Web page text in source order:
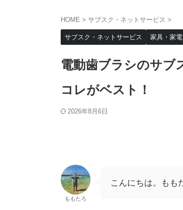
HOME > サブスク・ネットサービス >
サブスク・ネットサービス 家具・家
電動歯ブラシのサブ
コレがベスト！
2026年8月6日
ももたろ
こんにちは。もも